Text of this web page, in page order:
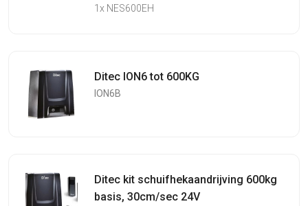
1x NES600EH
Ditec ION6 tot 600KG
ION6B
Ditec kit schuifhekaandrijving 600kg
basis, 30cm/sec 24V